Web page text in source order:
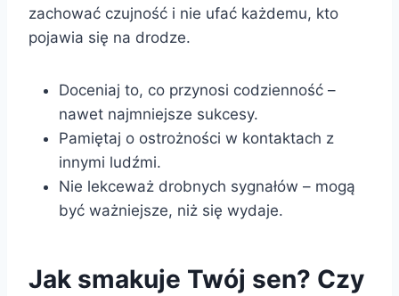
zachować czujność i nie ufać każdemu, kto
pojawia się na drodze.
Doceniaj to, co przynosi codzienność –
nawet najmniejsze sukcesy.
Pamiętaj o ostrożności w kontaktach z
innymi ludźmi.
Nie lekceważ drobnych sygnałów – mogą
być ważniejsze, niż się wydaje.
Jak smakuje Twój sen? Czy